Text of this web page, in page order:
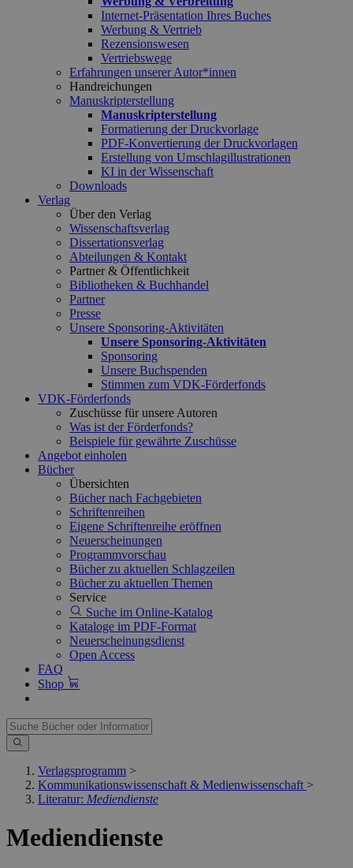
Internet-Präsentation Ihres Buches
Werbung & Vertrieb
Rezensionswesen
Vertriebswege
Erfahrungen unserer Autor*innen
Handreichungen
Manuskripterstellung
Manuskripterstellung
Formatierung der Druckvorlage
PDF-Konvertierung der Druckvorlagen
Erstellung von Umschlagillustrationen
KI in der Wissenschaft
Downloads
Verlag
Über den Verlag
Wissenschaftsverlag
Dissertationsverlag
Abteilungen & Kontakt
Partner & Öffentlichkeit
Bibliotheken & Buchhandel
Partner
Presse
Unsere Sponsoring-Aktivitäten
Unsere Sponsoring-Aktivitäten
Sponsoring
Unsere Buchspenden
Stimmen zum VDK-Förderfonds
VDK-Förderfonds
Zuschüsse für unsere Autoren
Was ist der Förderfonds?
Beispiele für gewährte Zuschüsse
Angebot einholen
Bücher
Übersichten
Bücher nach Fachgebieten
Schriftenreihen
Eigene Schriftenreihe eröffnen
Neuerscheinungen
Programmvorschau
Bücher zu aktuellen Schlagzeilen
Bücher zu aktuellen Themen
Service
Suche im Online-Katalog
Kataloge im PDF-Format
Neuerscheinungsdienst
Open Access
FAQ
Shop
Verlagsprogramm >
Kommunikationswissenschaft & Medienwissenschaft >
Literatur: Mediendienste
Mediendienste